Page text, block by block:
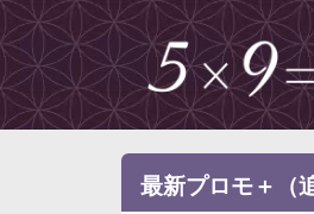
最新プロモ＋（